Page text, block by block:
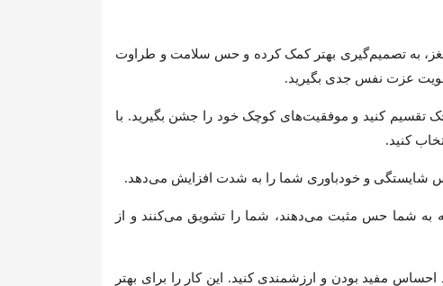
به تصمیم‌گیری بهتر کمک کرده و حس سلامت و طراوت
عزت نفس جدی بگیرید.
تقسیم کنید و موفقیت‌های کوچک خود را جشن بگیرید. با
کنید.
شایستگی و خودباوری شما را به شدت افزایش می‌دهد.
به شما حس مثبت می‌دهند، شما را تشویق می‌کنند و از
مفید بودن و ارزشمندی کنید. این کار را برای بهتر